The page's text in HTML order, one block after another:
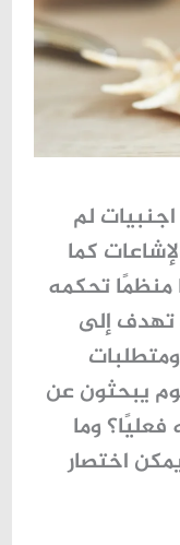
لم
كما
منظمًا تحكمه
تهدف إلى
يبحثون عن
وما
اختصار